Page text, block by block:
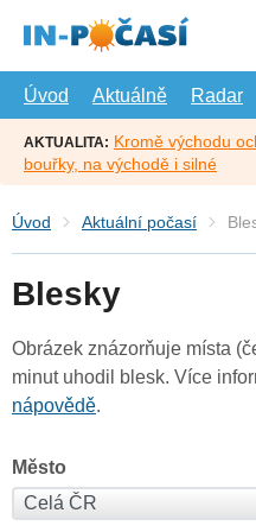
hlavní
Úvod
Aktuálně Radar
AKTUALITA: Kromě východu
bouřky, na východě i silné
Úvod Aktuální počasí
Blesky
Obrázek znázorňuje místa
minut uhodil blesk. Více
nápovědě.
Město